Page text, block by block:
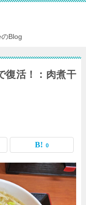
Blog
復活！：肉煮干
0